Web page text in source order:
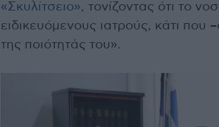
«Σκυλίτσειο», τονίζοντας ότι το
ειδικευόμενους ιατρούς, κάτι που
της ποιότητάς του».